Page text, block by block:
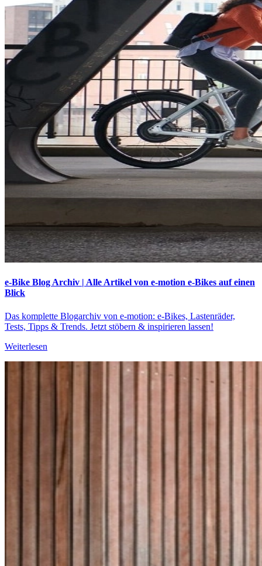
e-Bike Blog Archiv | Alle Artikel von e-motion e-Bikes auf einen
Blick
Das komplette Blogarchiv von e-motion: e-Bikes, Lastenräder,
Tests, Tipps & Trends. Jetzt stöbern & inspirieren lassen!
Weiterlesen